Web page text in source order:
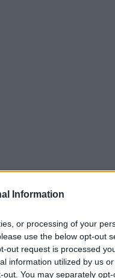
Information
or processing of your
use the below opt-out
out request is processed
information utilized by us
You may separately
in casa, il
autore dei
Jofre
stadio che è